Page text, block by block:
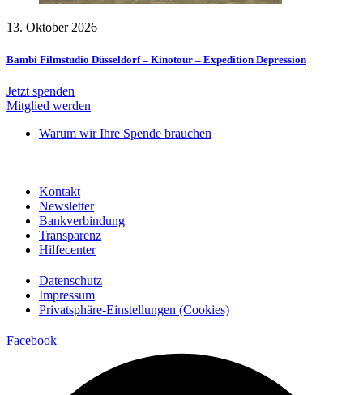
13. Oktober 2026
Bambi Filmstudio Düsseldorf – Kinotour – Expedition Depression
Jetzt spenden
Mitglied werden
Warum wir Ihre Spende brauchen
Kontakt
Newsletter
Bankverbindung
Transparenz
Hilfecenter
Datenschutz
Impressum
Privatsphäre-Einstellungen (Cookies)
Facebook